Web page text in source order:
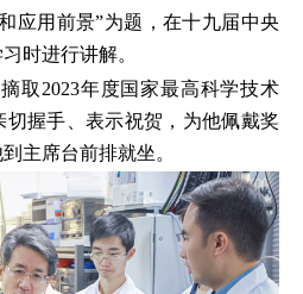
应用前景”为题，在十九届中央
时进行讲解。
取2023年度国家最高科学技术
握手、表示祝贺，为他佩戴奖
主席台前排就坐。